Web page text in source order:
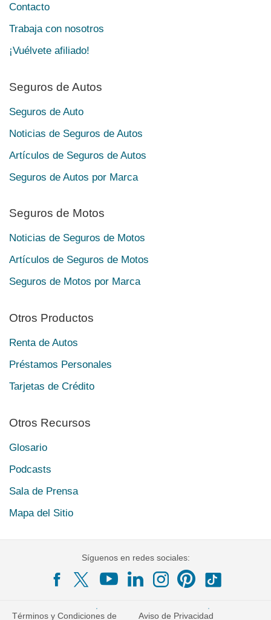
Contacto
Trabaja con nosotros
¡Vuélvete afiliado!
Seguros de Autos
Seguros de Auto
Noticias de Seguros de Autos
Artículos de Seguros de Autos
Seguros de Autos por Marca
Seguros de Motos
Noticias de Seguros de Motos
Artículos de Seguros de Motos
Seguros de Motos por Marca
Otros Productos
Renta de Autos
Préstamos Personales
Tarjetas de Crédito
Otros Recursos
Glosario
Podcasts
Sala de Prensa
Mapa del Sitio
Síguenos en redes sociales:
Términos y Condiciones de Aviso de Privacidad